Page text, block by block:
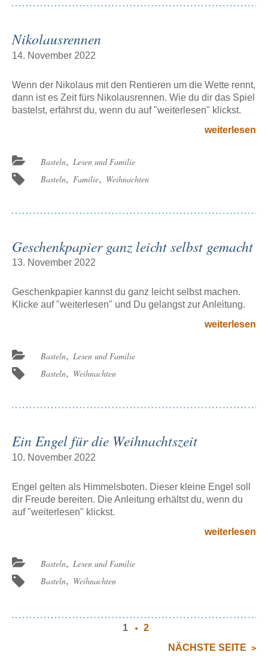
bastelst“
Nikolausrennen
14. November 2022
Wenn der Nikolaus mit den Rentieren um die Wette rennt,
dann ist es Zeit fürs Nikolausrennen. Wie du dir das Spiel
bastelst, erfährst du, wenn du auf "weiterlesen" klickst.
den
weiterlesen
Beitragskategorien:
Basteln, Lesen und Familie
Beitragsschlagwörter:
Basteln, Familie, Weihnachten
Geschenkpapier ganz leicht selbst gemacht
13. November 2022
Geschenkpapier kannst du ganz leicht selbst machen.
Klicke auf "weiterlesen" und Du gelangst zur Anleitung.
den
weiterlesen
Beitragskategorien:
Basteln, Lesen und Familie
Beitragsschlagwörter:
Basteln, Weihnachten
Ein Engel für die Weihnachtszeit
10. November 2022
Engel gelten als Himmelsboten. Dieser kleine Engel soll
dir Freude bereiten. Die Anleitung erhältst du, wenn du
auf "weiterlesen" klickst.
den
weiterlesen
Beitragskategorien:
Basteln, Lesen und Familie
Beitragsschlagwörter:
Basteln, Weihnachten
Seite
1 Seite
2
NÄCHSTE SEITE